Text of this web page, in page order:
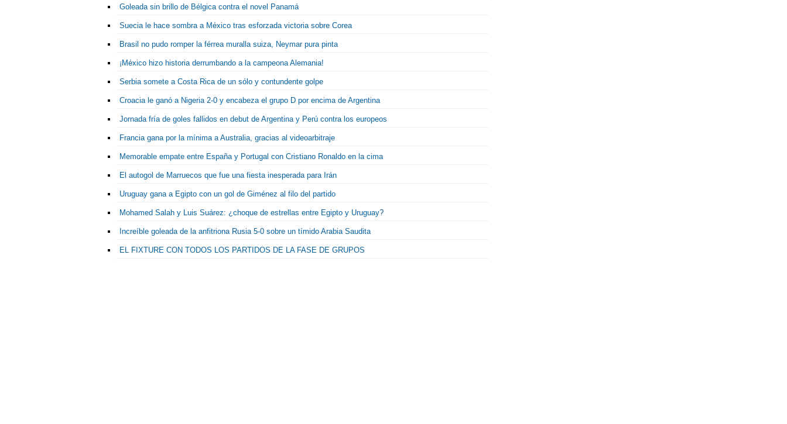
Goleada sin brillo de Bélgica contra el novel Panamá
Suecia le hace sombra a México tras esforzada victoria sobre Corea
Brasil no pudo romper la férrea muralla suiza, Neymar pura pinta
¡México hizo historia derrumbando a la campeona Alemania!
Serbia somete a Costa Rica de un sólo y contundente golpe
Croacia le ganó a Nigeria 2-0 y encabeza el grupo D por encima de Argentina
Jornada fría de goles fallidos en debut de Argentina y Perú contra los europeos
Francia gana por la mínima a Australia, gracias al videoarbitraje
Memorable empate entre España y Portugal con Cristiano Ronaldo en la cima
El autogol de Marruecos que fue una fiesta inesperada para Irán
Uruguay gana a Egipto con un gol de Giménez al filo del partido
Mohamed Salah y Luis Suárez: ¿choque de estrellas entre Egipto y Uruguay?
Increíble goleada de la anfitriona Rusia 5-0 sobre un tímido Arabia Saudita
EL FIXTURE CON TODOS LOS PARTIDOS DE LA FASE DE GRUPOS